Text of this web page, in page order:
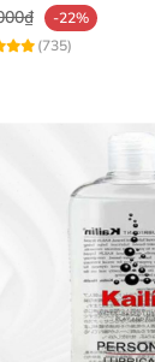
-22%
(735)